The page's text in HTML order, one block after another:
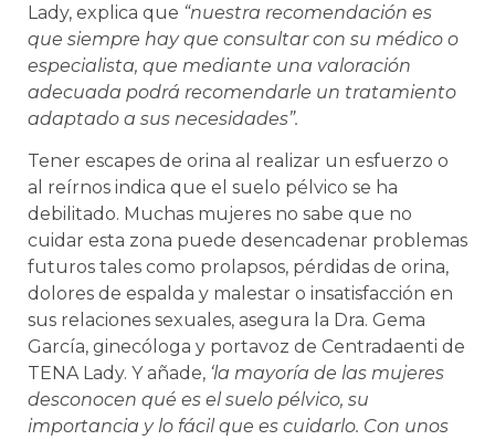
Lady, explica que “nuestra recomendación es
que siempre hay que consultar con su médico o
especialista, que mediante una valoración
adecuada podrá recomendarle un tratamiento
adaptado a sus necesidades”.
Tener escapes de orina al realizar un esfuerzo o
al reírnos indica que el suelo pélvico se ha
debilitado. Muchas mujeres no sabe que no
cuidar esta zona puede desencadenar problemas
futuros tales como prolapsos, pérdidas de orina,
dolores de espalda y malestar o insatisfacción en
sus relaciones sexuales, asegura la Dra. Gema
García, ginecóloga y portavoz de Centradaenti de
TENA Lady. Y añade, ‘la mayoría de las mujeres
desconocen qué es el suelo pélvico, su
importancia y lo fácil que es cuidarlo. Con unos